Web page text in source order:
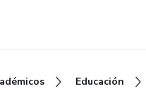
Educación